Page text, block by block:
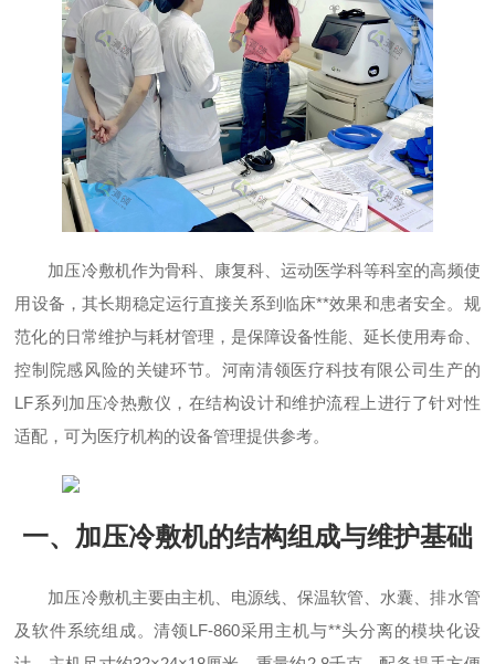
加压冷敷机作为骨科、康复科、运动医学科等科室的高频使
用设备，其长期稳定运行直接关系到临床**效果和患者安全。规
范化的日常维护与耗材管理，是保障设备性能、延长使用寿命、
控制院感风险的关键环节。河南清领医疗科技有限公司生产的
LF系列加压冷热敷仪，在结构设计和维护流程上进行了针对性
适配，可为医疗机构的设备管理提供参考。
一、加压冷敷机的结构组成与维护基础
加压冷敷机主要由主机、电源线、保温软管、水囊、排水管
及软件系统组成。清领LF-860采用主机与**头分离的模块化设